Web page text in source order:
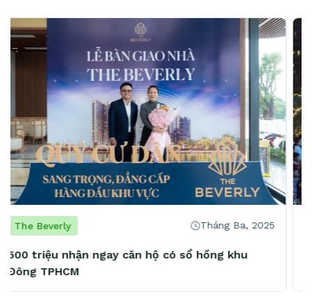
The Beverly Tháng Ba, 2025
The Beverly đón dòng người khổng lồ tới trải
nghiệm, an cư sau cú hích Metro số 1